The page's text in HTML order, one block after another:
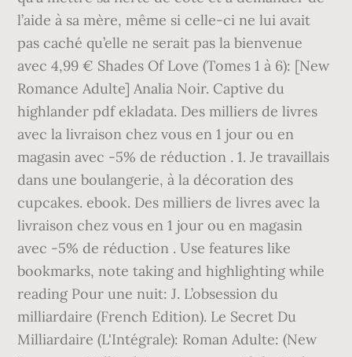
l’aide à sa mère, même si celle-ci ne lui avait
pas caché qu’elle ne serait pas la bienvenue
avec 4,99 € Shades Of Love (Tomes 1 à 6): [New
Romance Adulte] Analia Noir. Captive du
highlander pdf ekladata. Des milliers de livres
avec la livraison chez vous en 1 jour ou en
magasin avec -5% de réduction . 1. Je travaillais
dans une boulangerie, à la décoration des
cupcakes. ebook. Des milliers de livres avec la
livraison chez vous en 1 jour ou en magasin
avec -5% de réduction . Use features like
bookmarks, note taking and highlighting while
reading Pour une nuit: J. L’obsession du
milliardaire (French Edition). Le Secret Du
Milliardaire (L'Intégrale): Roman Adulte: (New